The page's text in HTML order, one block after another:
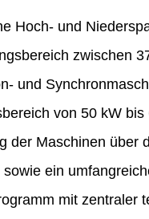
Hoch- und
zwischen
und
von 50 kW bis
der Maschinen über
sowie ein
mit zentraler